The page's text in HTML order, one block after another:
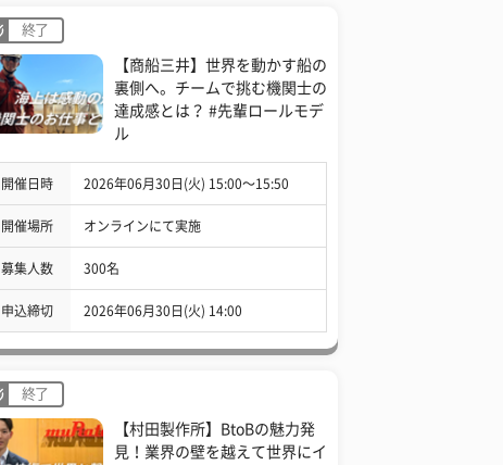
終了
【商船三井】世界を動かす船の
裏側へ。チームで挑む機関士の
達成感とは？ #先輩ロールモデ
ル
開催日時 2026年06月30日(火) 15:00〜15:50
開催場所 オンラインにて実施
募集人数 300名
申込締切 2026年06月30日(火) 14:00
終了
【村田製作所】BtoBの魅力発
見！業界の壁を越えて世界にイ